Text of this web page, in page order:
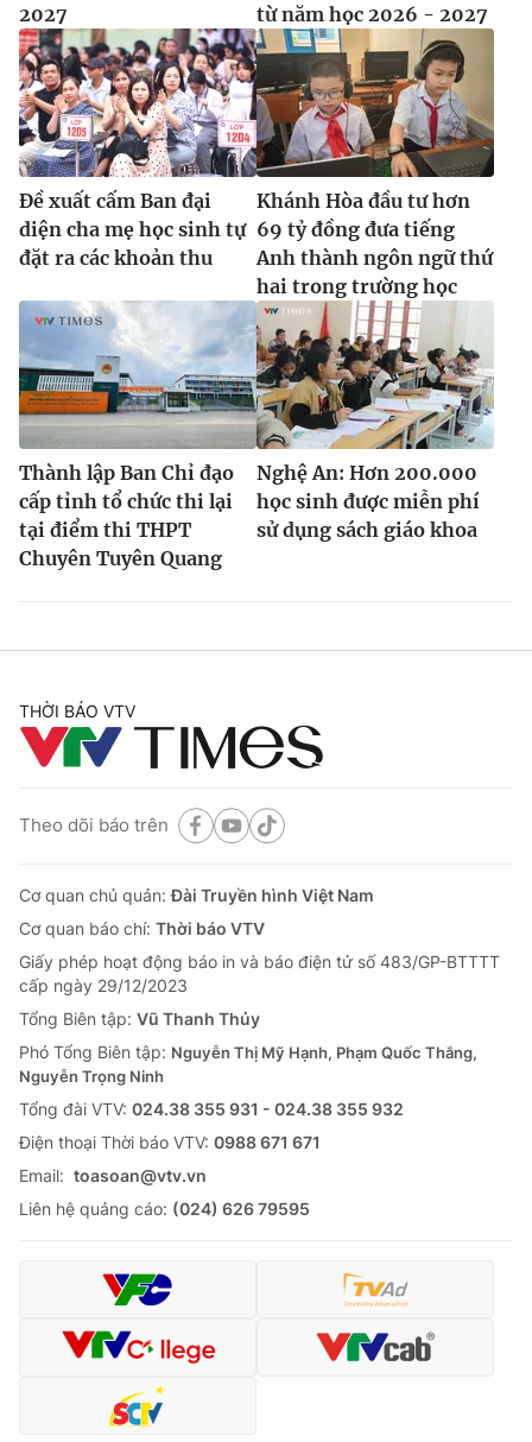
2027
từ năm học 2026 - 2027
Đề xuất cấm Ban đại
diện cha mẹ học sinh tự
đặt ra các khoản thu
Khánh Hòa đầu tư hơn
69 tỷ đồng đưa tiếng
Anh thành ngôn ngữ thứ
hai trong trường học
Thành lập Ban Chỉ đạo
cấp tỉnh tổ chức thi lại
tại điểm thi THPT
Chuyên Tuyên Quang
Nghệ An: Hơn 200.000
học sinh được miễn phí
sử dụng sách giáo khoa
THỜI BÁO VTV
Theo dõi báo trên
Cơ quan chủ quản:Đài Truyền hình Việt Nam
Cơ quan báo chí: Thời báo VTV
Giấy phép hoạt động báo in và báo điện tử số 483/GP-BTTTT
cấp ngày 29/12/2023
Tổng Biên tập: Vũ Thanh Thủy
Phó Tổng Biên tập: Nguyễn Thị Mỹ Hạnh, Phạm Quốc Thắng,
Nguyễn Trọng Ninh
Tổng đài VTV: 024.38 355 931 - 024.38 355 932
Ðiện thoại Thời báo VTV: 0988 671 671
Email: toasoan@vtv.vn
Liên hệ quảng cáo: (024) 626 79595